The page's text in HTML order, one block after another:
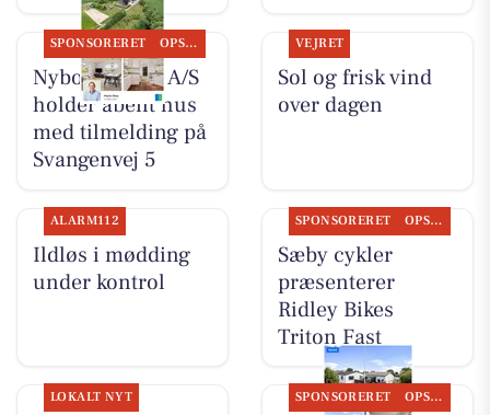
SPONSORERET OPSLAGSTAVLEN
Nybolig Sæby A/S
holder åbent hus
med tilmelding på
Svangenvej 5
VEJRET
Sol og frisk vind
over dagen
ALARM112
Ildløs i mødding
under kontrol
SPONSORERET OPSLAGSTAVLEN
Sæby cykler
præsenterer
Ridley Bikes
Triton Fast
LOKALT NYT SPONSORERET OPSLAGSTAVLEN